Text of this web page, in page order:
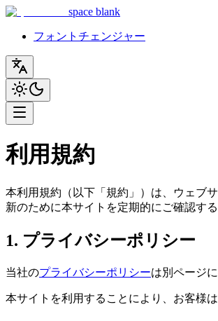
space blank
フォントチェンジャー
利用規約
本利用規約（以下「規約」）は、ウェブ
新のために本サイトを定期的にご確認す
1. プライバシーポリシー
当社のプライバシーポリシーは別ページ
本サイトを利用することにより、お客様